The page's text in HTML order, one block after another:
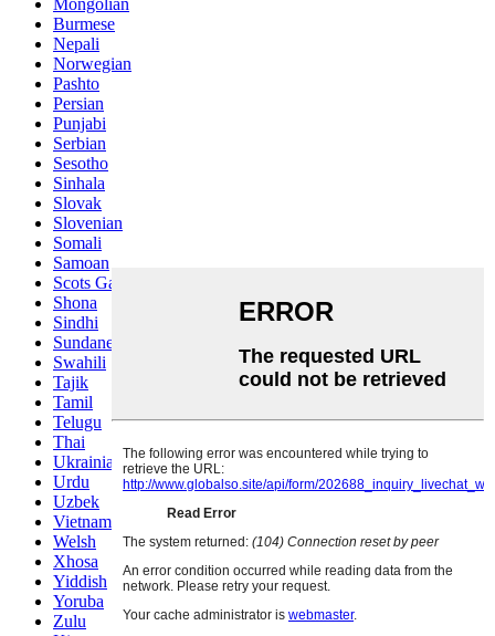
Burmese
Nepali
Norwegian
Pashto
Persian
Punjabi
Serbian
Sesotho
Sinhala
Slovak
Slovenian
Somali
Samoan
Scots Gaelic
Shona
Sindhi
Sundanese
Swahili
Tajik
Tamil
Telugu
Thai
Ukrainian
Urdu
Uzbek
Vietnamese
Welsh
Xhosa
Yiddish
Yoruba
Zulu